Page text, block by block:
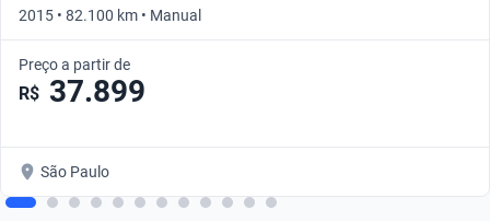
2015 • 82.100 km • Manual
Preço a partir de
R$ 37.899
São Paulo